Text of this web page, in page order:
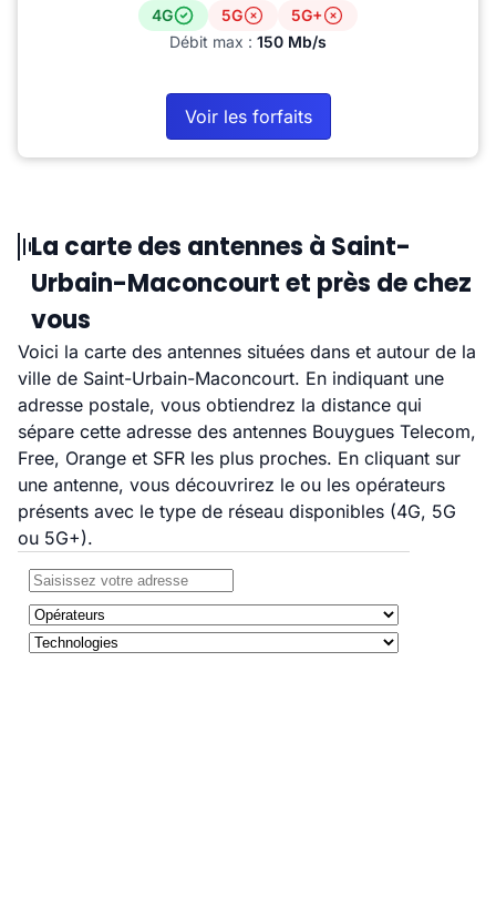
4G 5G
5G+
Débit max : 150 Mb/s
Voir les forfaits
La carte des antennes à Saint-
Urbain-Maconcourt et près de chez
vous
Voici la carte des antennes situées dans et autour de la
ville de Saint-Urbain-Maconcourt. En indiquant une
adresse postale, vous obtiendrez la distance qui
sépare cette adresse des antennes Bouygues Telecom,
Free, Orange et SFR les plus proches. En cliquant sur
une antenne, vous découvrirez le ou les opérateurs
présents avec le type de réseau disponibles (4G, 5G
ou 5G+).